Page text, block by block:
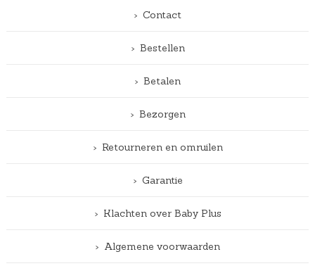
Contact
Bestellen
Betalen
Bezorgen
Retourneren en omruilen
Garantie
Klachten over Baby Plus
Algemene voorwaarden